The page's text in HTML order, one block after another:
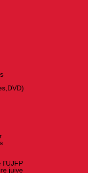
l'UJFP
juive